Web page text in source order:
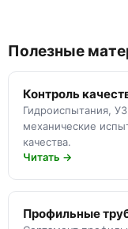
Полезные
Контроль
Гидроиспытания,
механические
качества.
Читать →
Профильные